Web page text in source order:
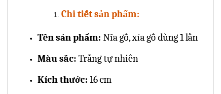
Chi tiết sản phẩm:
Tên sản phẩm: Nĩa gỗ, xỉa gỗ dùng 1 lần
Màu sắc: Trắng tự nhiên
Kích thước: 16 cm